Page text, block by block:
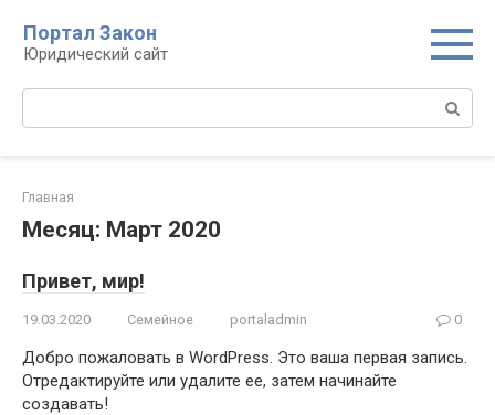
контенту
Портал Закон
Юридический сайт
Главная
Месяц: Март 2020
Привет, мир!
19.03.2020 Семейное portaladmin 0
Добро пожаловать в WordPress. Это ваша первая запись.
Отредактируйте или удалите ее, затем начинайте
создавать!